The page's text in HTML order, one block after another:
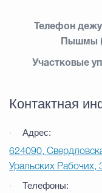
Телефон
Пышмы
Участковые
Контактная
Адрес:
624090,
Уральских Рабочих,
Телефоны: